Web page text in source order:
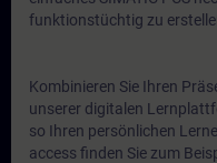
funktionstüchtig zu
Kombinieren Sie Ihren
unserer digitalen
so Ihren persönlichen
access finden Sie zum